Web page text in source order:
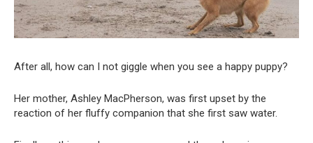
After all, how can I not giggle when you see a happy puppy?
Her mother, Ashley MacPherson, was first upset by the
reaction of her fluffy companion that she first saw water.